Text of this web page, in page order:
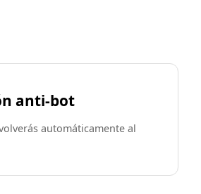
anti-bot
automáticamente al